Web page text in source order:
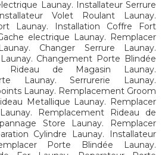
Launay. Installateur Serrure
Volet Roulant Launay.
Launay. Installation Coffre Fort
electrique Launay. Remplacer
Changer Serrure Launay.
Changement Porte Blindée
Rideau de Magasin Launay.
Launay. Serrurerie Launay.
Launay. Remplacement Groom
Metallique Launay. Remplacer
Remplacement Rideau de
Store Launay. Remplacer
Cylindre Launay. Installateur
Porte Blindée Launay.